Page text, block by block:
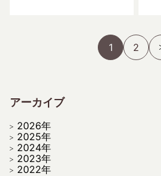
1 2
アーカイブ
2026年
2025年
2024年
2023年
2022年